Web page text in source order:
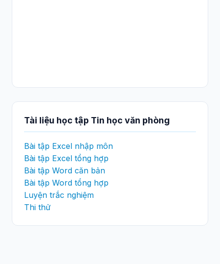
Tài liệu học tập Tin học văn phòng
Bài tập Excel nhập môn
Bài tập Excel tổng hợp
Bài tập Word căn bản
Bài tập Word tổng hợp
Luyện trắc nghiệm
Thi thử